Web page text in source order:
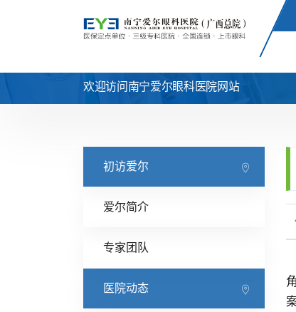
欢迎访问南宁爱尔眼科医院网站
初访爱尔
爱尔简介
专家团队
医院动态